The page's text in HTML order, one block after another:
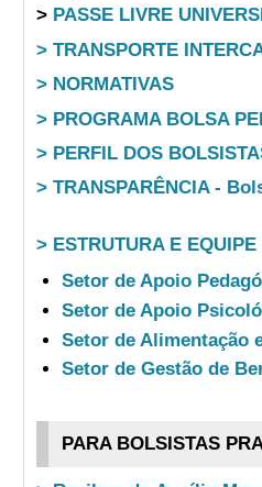
> PASSE LIVRE
> TRANSPORTE
> NORMATIVAS
> PROGRAMA BOLSA
> PERFIL DOS
> TRANSPARÊNCIA -
> ESTRUTURA E EQUIPE
Setor de Apoio
Setor de Apoio
Setor de Alimentação
Setor de Gestão de
PARA BOLSISTAS